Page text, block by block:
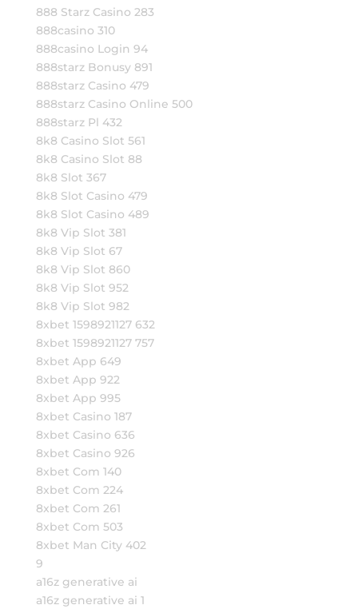
888 Starz Casino 283
888casino 310
888casino Login 94
888starz Bonusy 891
888starz Casino 479
888starz Casino Online 500
888starz Pl 432
8k8 Casino Slot 561
8k8 Casino Slot 88
8k8 Slot 367
8k8 Slot Casino 479
8k8 Slot Casino 489
8k8 Vip Slot 381
8k8 Vip Slot 67
8k8 Vip Slot 860
8k8 Vip Slot 952
8k8 Vip Slot 982
8xbet 1598921127 632
8xbet 1598921127 757
8xbet App 649
8xbet App 922
8xbet App 995
8xbet Casino 187
8xbet Casino 636
8xbet Casino 926
8xbet Com 140
8xbet Com 224
8xbet Com 261
8xbet Com 503
8xbet Man City 402
9
a16z generative ai
a16z generative ai 1